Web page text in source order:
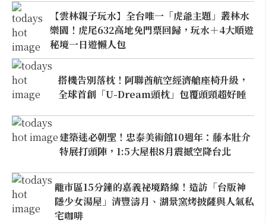
【雲林親子玩水】全台唯一「虎爺主題」叢林水
樂園！虎尾632高地免門票回歸，玩水＋4大順遊
秘境一日遊懶人包
搭機告別落枕！阿聯酋航空經濟艙座椅升級，
全球首創「U-Dream頭枕」包覆頭頸超好睡
建築迷必朝聖！忠泰美術館10週年：藤本壯介
特展打頭陣，1:5大屋根8月震撼空降台北
離市區15分鐘的嘉義祕境路線！造訪「台版神
隱少女湯屋」清豐濤月、湖景窯烤披薩與人氣私
宅咖啡